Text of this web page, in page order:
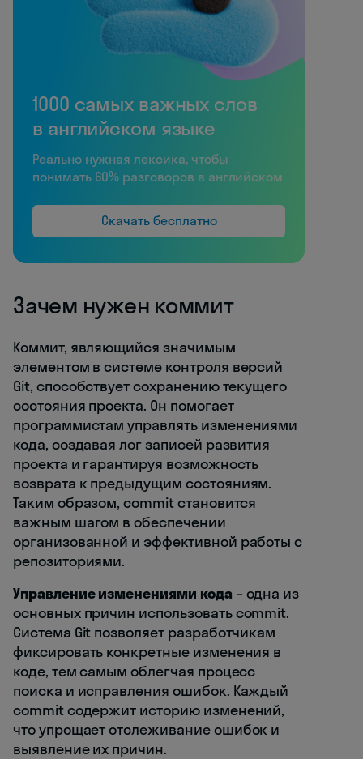
1000 самых важных слов
в английском языке
Реально нужная лексика, чтобы
понимать 60% разговоров в английском
Скачать бесплатно
Зачем нужен коммит
Коммит, являющийся значимым
элементом в системе контроля версий
Git, способствует сохранению текущего
состояния проекта. Он помогает
программистам управлять изменениями
кода, создавая лог записей развития
проекта и гарантируя возможность
возврата к предыдущим состояниям.
Таким образом, commit становится
важным шагом в обеспечении
организованной и эффективной работы с
репозиториями.
Управление изменениями кода – одна из
основных причин использовать commit.
Система Git позволяет разработчикам
фиксировать конкретные изменения в
коде, тем самым облегчая процесс
поиска и исправления ошибок. Каждый
commit содержит историю изменений,
что упрощает отслеживание ошибок и
выявление их причин.